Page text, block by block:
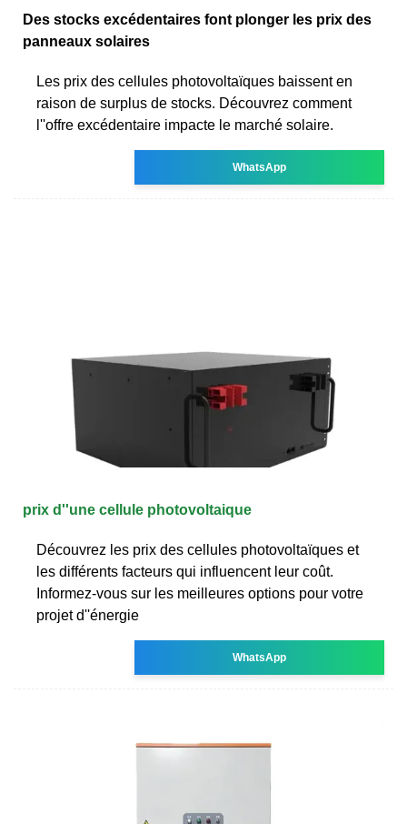
Des stocks excédentaires font plonger les prix des
panneaux solaires
Les prix des cellules photovoltaïques baissent en
raison de surplus de stocks. Découvrez comment
l''offre excédentaire impacte le marché solaire.
WhatsApp
prix d''une cellule photovoltaique
Découvrez les prix des cellules photovoltaïques et
les différents facteurs qui influencent leur coût.
Informez-vous sur les meilleures options pour votre
projet d''énergie
WhatsApp